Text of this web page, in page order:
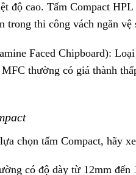
độ cao. Tấm Compact
trong thi công vách ngăn
Faced Chipboard):
thường có giá thành
chọn tấm Compact, hãy
có độ dày từ 12mm